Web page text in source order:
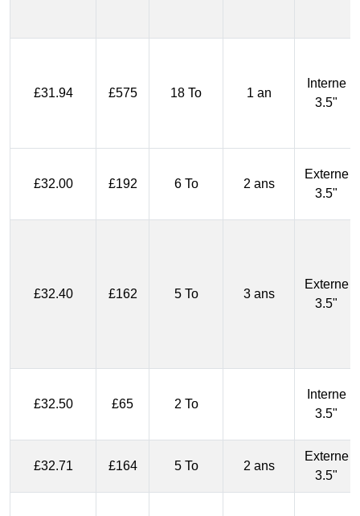
£31.94 £575 18 To 1 an
Interne
3.5"
£32.00 £192 6 To 2 ans
Externe
3.5"
£32.40 £162 5 To 3 ans
Externe
3.5"
£32.50 £65 2 To
Interne
3.5"
£32.71 £164 5 To 2 ans
Externe
3.5"